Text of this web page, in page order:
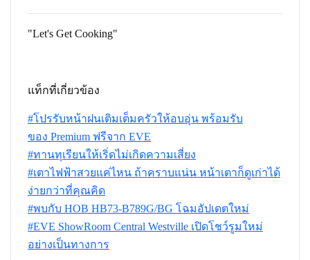
"Let's Get Cooking"
แท็กที่เกี่ยวข้อง
#โปรรับหน้าฝนเติมเต็มครัวให้อบอุ่น พร้อมรับ
ของ Premium ฟรีจาก EVE
#ทานทุเรียนให้เริ่ดไม่เกิดความเสี่ยง
#เตาไฟฟ้าสวยแค่ไหน ถ้าคราบแน่น หน้าเตาก็ดูเก่าได้
ง่ายกว่าที่คุณคิด
#พบกับ HOB HB73-B789G/BG โฉมอัปเดตใหม่
#EVE ShowRoom Central Westville เปิดโชว์รูมใหม่
อย่างเป็นทางการ